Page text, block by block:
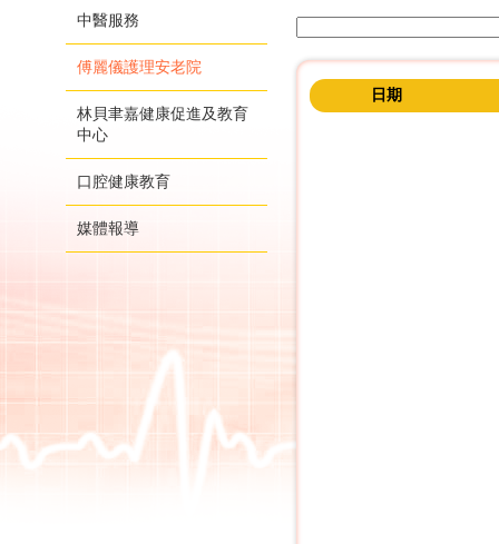
中醫服務
傅麗儀護理安老院
林貝聿嘉健康促進及教育
中心
口腔健康教育
媒體報導
日期